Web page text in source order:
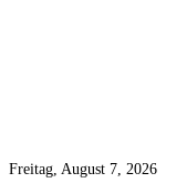
Freitag, August 7, 2026